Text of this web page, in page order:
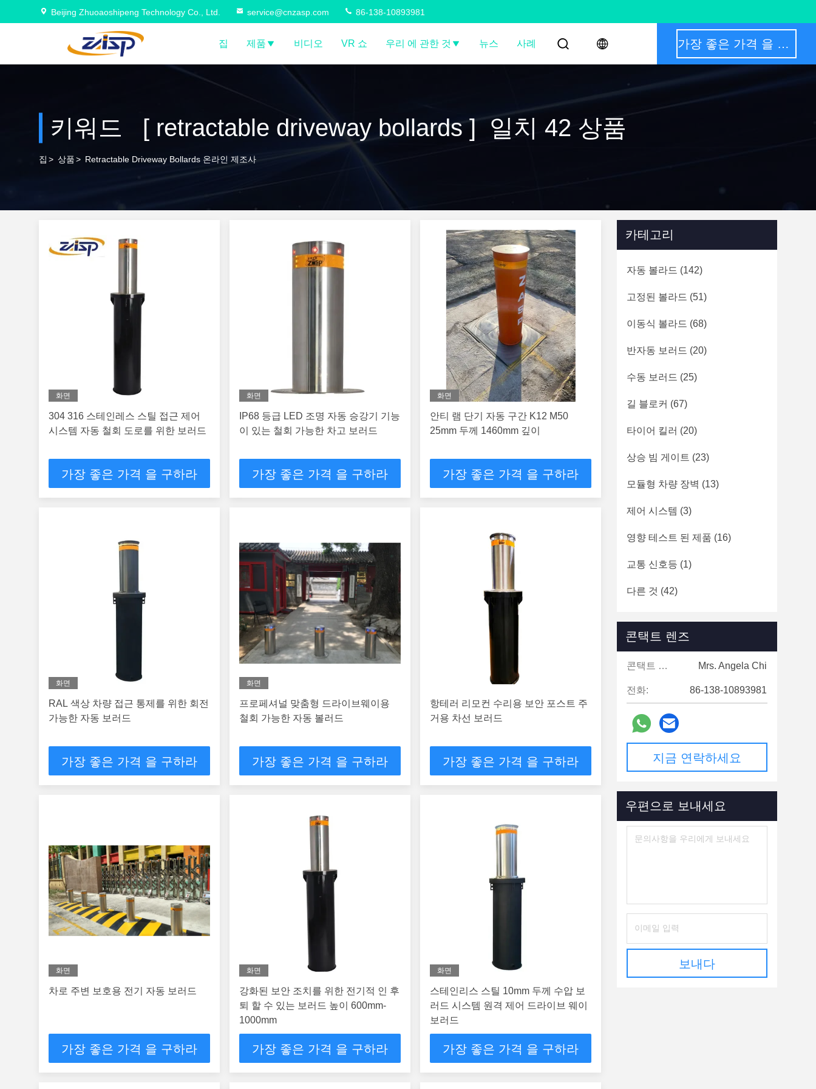
Beijing Zhuoaoshipeng Technology Co., Ltd. service@cnzasp.com 86-138-10893981
집 제품 비디오 VR 쇼 우리 에 관한 것 뉴스 사례 가장 좋은 가격 을 구하라
키워드 [ retractable driveway bollards ] 일치 42 상품
집 > 상품> Retractable Driveway Bollards 온라인 제조사
화면
304 316 스테인레스 스틸 접근 제어
시스템 자동 철회 도로를 위한 보러드
가장 좋은 가격 을 구하라
화면
IP68 등급 LED 조명 자동 승강기 기능
이 있는 철회 가능한 차고 보러드
가장 좋은 가격 을 구하라
화면
안티 램 단기 자동 구간 K12 M50
25mm 두께 1460mm 깊이
가장 좋은 가격 을 구하라
화면
RAL 색상 차량 접근 통제를 위한 회전
가능한 자동 보러드
가장 좋은 가격 을 구하라
화면
프로페셔널 맞춤형 드라이브웨이용
철회 가능한 자동 볼러드
가장 좋은 가격 을 구하라
항테러 리모컨 수리용 보안 포스트 주
거용 차선 보러드
가장 좋은 가격 을 구하라
화면
차로 주변 보호용 전기 자동 보러드
가장 좋은 가격 을 구하라
화면
강화된 보안 조치를 위한 전기적 인 후
퇴 할 수 있는 보러드 높이 600mm-
1000mm
가장 좋은 가격 을 구하라
화면
스테인리스 스틸 10mm 두께 수압 보
러드 시스템 원격 제어 드라이브 웨이
보러드
가장 좋은 가격 을 구하라
카테고리
자동 볼라드 (142)
고정된 볼라드 (51)
이동식 볼라드 (68)
반자동 보러드 (20)
수동 보러드 (25)
길 블로커 (67)
타이어 킬러 (20)
상승 빔 게이트 (23)
모듈형 차량 장벽 (13)
제어 시스템 (3)
영향 테스트 된 제품 (16)
교통 신호등 (1)
다른 것 (42)
콘택트 렌즈
콘택트 렌즈: Mrs. Angela Chi
전화: 86-138-10893981
지금 연락하세요
우편으로 보내세요
보내다